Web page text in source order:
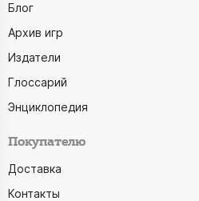
Блог
Архив игр
Издатели
Глоссарий
Энциклопедия
Покупателю
Доставка
Контакты